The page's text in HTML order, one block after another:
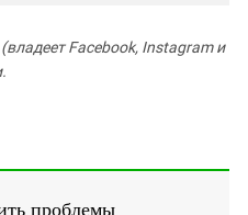
Facebook, Instagram и
проблемы